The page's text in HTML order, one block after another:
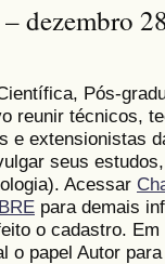
dezembro
Pós-
reunir técnicos,
e extensionistas
seus
Acessar
para demais
o cadastro.
o papel Autor